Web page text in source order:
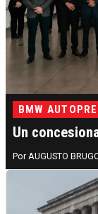
BMW
Un
AUGUSTO